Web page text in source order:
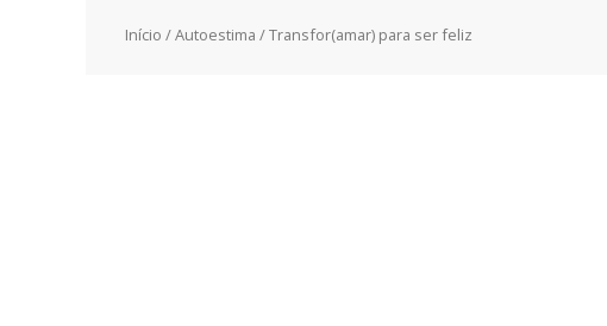
Início /Autoestima / Transfor(amar) para ser feliz